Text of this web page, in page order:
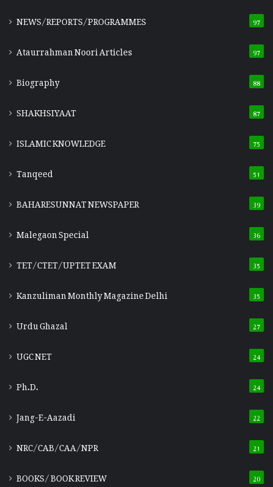
NEWS/REPORTS/PROGRAMMES 97
Ataurrahman Noori Articles 97
Biography 88
SHAKHSIYAAT 87
ISLAMIC KNOWLEDGE 75
Tanqeed 51
BAHARESUNNAT NEWSPAPER 39
Malegaon Special 36
TET/CTET/UPTET EXAM 35
Kanzuliman Monthly Magazine Delhi 35
Urdu Ghazal 27
UGC NET 24
Ph.D. 24
Jang-E-Aazadi 22
NRC/CAB/CAA/NPR 21
BOOKS/ BOOK REVIEW 20